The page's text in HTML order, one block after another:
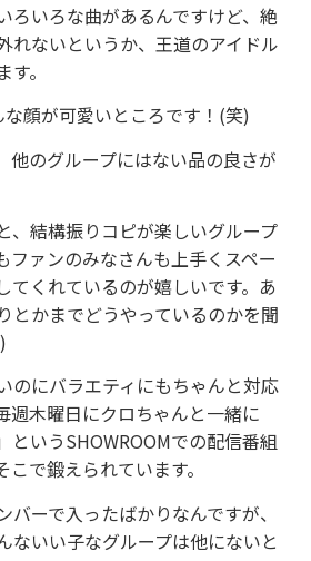
ろいろな曲があるんですけど、絶
れないというか、王道のアイドル
。
顔が可愛いところです！(笑)
他のグループにはない品の良さが
、結構振りコピが楽しいグループ
ファンのみなさんも上手くスペー
てくれているのが嬉しいです。あ
とかまでどうやっているのかを聞
のにバラエティにもちゃんと対応
週木曜日にクロちゃんと一緒に
というSHOWROOMでの配信番組
で鍛えられています。
ーで入ったばかりなんですが、
ないい子なグループは他にないと